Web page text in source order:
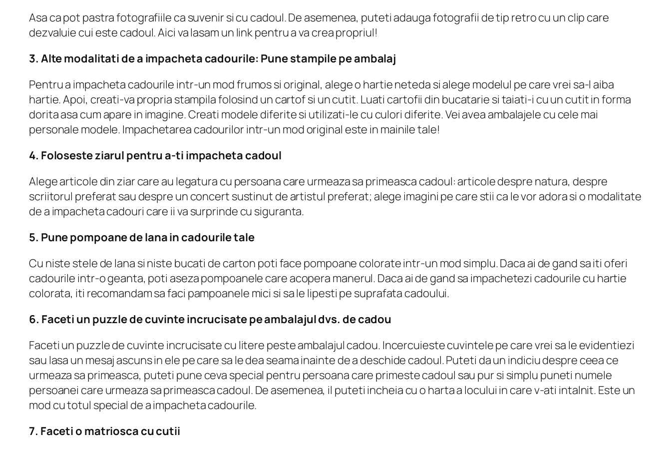
Asa ca pot pastra fotografiile ca suvenir si cu cadoul. De asemenea, puteti adauga fotografii de tip retro cu un clip care
dezvaluie cui este cadoul. Aici va lasam un link pentru a va crea propriul!
3. Alte modalitati de a impacheta cadourile: Pune stampile pe ambalaj
Pentru a impacheta cadourile intr-un mod frumos si original, alege o hartie neteda si alege modelul pe care vrei sa-l aiba
hartie. Apoi, creati-va propria stampila folosind un cartof si un cutit. Luati cartofii din bucatarie si taiati-i cu un cutit in forma
dorita asa cum apare in imagine. Creati modele diferite si utilizati-le cu culori diferite. Vei avea ambalajele cu cele mai
personale modele. Impachetarea cadourilor intr-un mod original este in mainile tale!
4. Foloseste ziarul pentru a-ti impacheta cadoul
Alege articole din ziar care au legatura cu persoana care urmeaza sa primeasca cadoul: articole despre natura, despre
scriitorul preferat sau despre un concert sustinut de artistul preferat; alege imagini pe care stii ca le vor adora si o modalitate
de a impacheta cadouri care ii va surprinde cu siguranta.
5. Pune pompoane de lana in cadourile tale
Cu niste stele de lana si niste bucati de carton poti face pompoane colorate intr-un mod simplu. Daca ai de gand sa iti oferi
cadourile intr-o geanta, poti aseza pompoanele care acopera manerul. Daca ai de gand sa impachetezi cadourile cu hartie
colorata, iti recomandam sa faci pampoanele mici si sa le lipesti pe suprafata cadoului.
6. Faceti un puzzle de cuvinte incrucisate pe ambalajul dvs. de cadou
Faceti un puzzle de cuvinte incrucisate cu litere peste ambalajul cadou. Incercuieste cuvintele pe care vrei sa le evidentiezi
sau lasa un mesaj ascuns in ele pe care sa le dea seama inainte de a deschide cadoul. Puteti da un indiciu despre ceea ce
urmeaza sa primeasca, puteti pune ceva special pentru persoana care primeste cadoul sau pur si simplu puneti numele
persoanei care urmeaza sa primeasca cadoul. De asemenea, il puteti incheia cu o harta a locului in care v-ati intalnit. Este un
mod cu totul special de a impacheta cadourile.
7. Faceti o matriosca cu cutii